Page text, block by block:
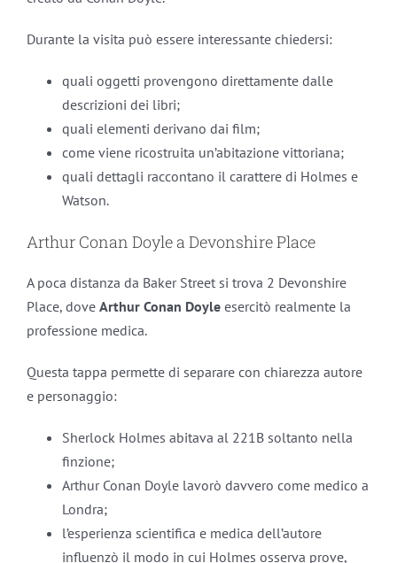
Durante la visita può essere interessante chiedersi:
quali oggetti provengono direttamente dalle
descrizioni dei libri;
quali elementi derivano dai film;
come viene ricostruita un’abitazione vittoriana;
quali dettagli raccontano il carattere di Holmes e
Watson.
Arthur Conan Doyle a Devonshire Place
A poca distanza da Baker Street si trova 2 Devonshire
Place, dove Arthur Conan Doyleesercitò realmente la
professione medica.
Questa tappa permette di separare con chiarezza autore
e personaggio:
Sherlock Holmes abitava al 221B soltanto nella
finzione;
Arthur Conan Doyle lavorò davvero come medico a
Londra;
l’esperienza scientifica e medica dell’autore
influenzò il modo in cui Holmes osserva prove,